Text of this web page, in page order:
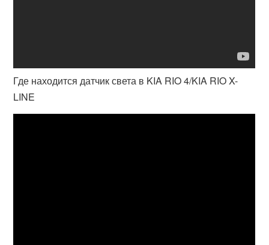
Где находится датчик света в KIA RIO 4/KIA RIO X-
LINE